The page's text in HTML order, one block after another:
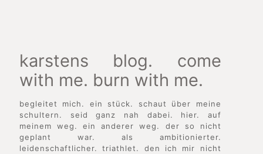
karstens blog. come
with me. burn with me.
begleitet mich. ein stück. schaut über meine
schultern. seid ganz nah dabei. hier. auf
meinem weg. ein anderer weg. der so nicht
geplant war. als ambitionierter.
leidenschaftlicher. triathlet. den ich mir nicht